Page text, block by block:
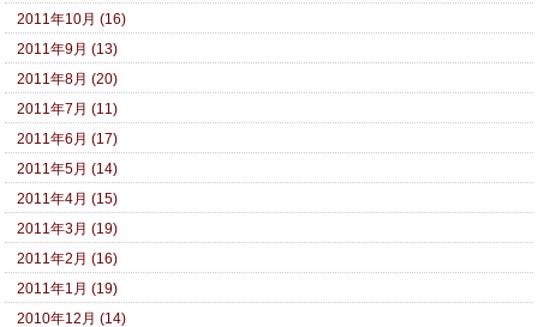
2011年10月 (16)
2011年9月 (13)
2011年8月 (20)
2011年7月 (11)
2011年6月 (17)
2011年5月 (14)
2011年4月 (15)
2011年3月 (19)
2011年2月 (16)
2011年1月 (19)
2010年12月 (14)